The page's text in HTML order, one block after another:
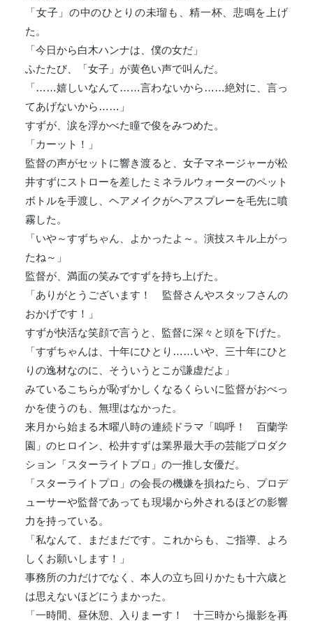
「女子」の中のひとりの未瑠も、精一杯、悲鳴を上げ
た。
「今日から白木ハンナは、僕の女だ」
ふたたび、「女子」が黄色い声で叫んだ。
「……嬉しいなんて……言わないから……絶対に、言っ
てあげないから……」
すずが、涙を浮かべた瞳で俊をみつめた。
「カーット！」
監督の声がセットに響き渡ると、女子マネージャーが松
井すずにストローを差したミネラルウォーターのペット
ボトルを手渡し、ヘアメイクがヘアスプレーを毛先に噴
霧した。
「いや～すずちゃん、よかったよ～。演技スキル上がっ
たね～」
監督が、満面の笑みですずを持ち上げた。
「ありがとうございます！ 監督さんやスタッフさんの
おかげです！」
すずが快活な笑顔で言うと、監督に深々と頭を下げた。
「すずちゃんは、十年にひとり……いや、三十年にひと
りの逸材なのに、そういうとこが謙虚だよ」
みているこちらが恥ずかしくなるくらいに監督がおべっ
かを使うのも、無理はなかった。
来月から始まる木曜八時の連続ドラマ「嗚呼！ 百蘭学
園」のヒロイン、松井すずは業界最大手の芸能プロダク
ション「スターライトプロ」の一推し女優だ。
「スターライトプロ」の会長の機嫌を損ねたら、プロデ
ューサーや監督であっても現場から外されるほどの影響
力を持っている。
「私なんて、まだまだです。これからも、ご指導、よろ
しくお願いします！」
事務所の力だけでなく、本人の立ち回りかたも十六歳と
は思えないほどにうまかった。
「一時間、昼休憩、入りまーす！ 十三時から撮影を再